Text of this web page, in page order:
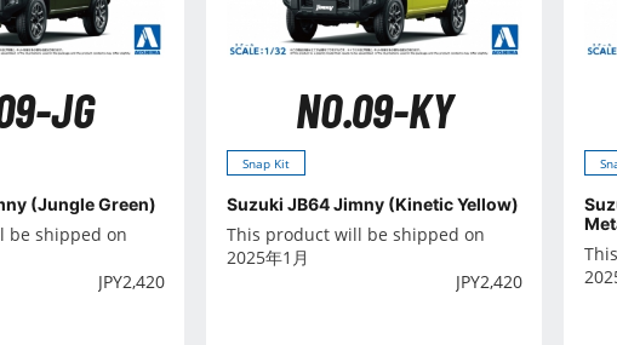
JG
(Jungle Green)
be shipped on
JPY2,420
NO.09-KY
Snap Kit
Suzuki JB64 Jimny (Kinetic Yellow)
This product will be shipped on
2025年1月
JPY2,420